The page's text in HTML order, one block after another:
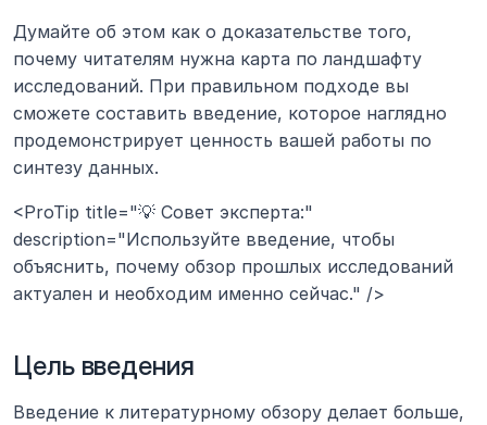
Думайте об этом как о доказательстве того,
почему читателям нужна карта по ландшафту
исследований. При правильном подходе вы
сможете составить введение, которое наглядно
продемонстрирует ценность вашей работы по
синтезу данных.
<ProTip title="💡 Совет эксперта:"
description="Используйте введение, чтобы
объяснить, почему обзор прошлых исследований
актуален и необходим именно сейчас." />
Цель введения
Введение к литературному обзору делает больше,